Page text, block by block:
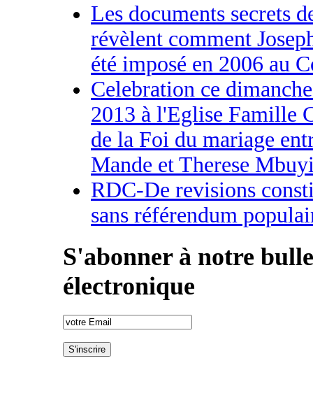
Les documents secrets
révèlent comment
été imposé en 2006 au
Celebration ce
2013 à l'Eglise Famille
de la Foi du mariage
Mande et Therese
RDC-De revisions
sans référendum
S'abonner à notre
électronique